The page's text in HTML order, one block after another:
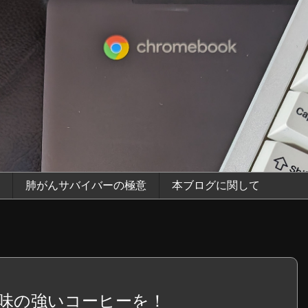
肺がんサバイバーの極意 本ブログに関して
の強いコーヒーを！